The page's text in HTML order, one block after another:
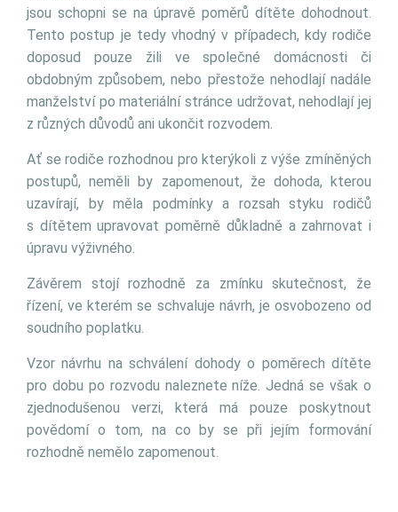
jsou schopni se na úpravě poměrů dítěte dohodnout.
Tento postup je tedy vhodný v případech, kdy rodiče
doposud pouze žili ve společné domácnosti či
obdobným způsobem, nebo přestože nehodlají nadále
manželství po materiální stránce udržovat, nehodlají jej
z různých důvodů ani ukončit rozvodem.
Ať se rodiče rozhodnou pro kterýkoli z výše zmíněných
postupů, neměli by zapomenout, že dohoda, kterou
uzavírají, by měla podmínky a rozsah styku rodičů
s dítětem upravovat poměrně důkladně a zahrnovat i
úpravu výživného.
Závěrem stojí rozhodně za zmínku skutečnost, že
řízení, ve kterém se schvaluje návrh, je osvobozeno od
soudního poplatku.
Vzor návrhu na schválení dohody o poměrech dítěte
pro dobu po rozvodu naleznete níže. Jedná se však o
zjednodušenou verzi, která má pouze poskytnout
povědomí o tom, na co by se při jejím formování
rozhodně nemělo zapomenout.